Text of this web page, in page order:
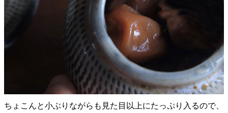
ちょこんと小ぶりながらも見た目以上にたっぷり入るので、